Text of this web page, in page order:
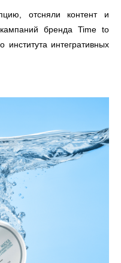
отсняли контент и
бренда Time to
интегративных